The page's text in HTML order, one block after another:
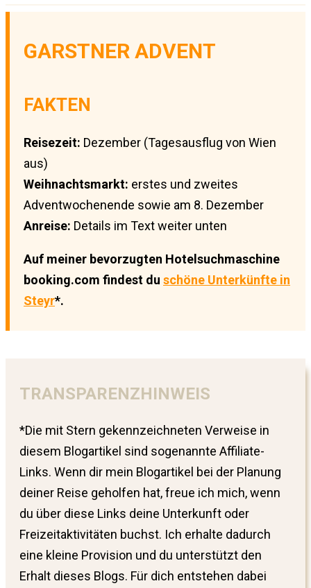
GARSTNER ADVENT
FAKTEN
Reisezeit: Dezember (Tagesausflug von Wien
aus)
Weihnachtsmarkt: erstes und zweites
Adventwochenende sowie am 8. Dezember
Anreise: Details im Text weiter unten
Auf meiner bevorzugten Hotelsuchmaschine
booking.com findest du schöne Unterkünfte in
Steyr*.
TRANSPARENZHINWEIS
*Die mit Stern gekennzeichneten Verweise in
diesem Blogartikel sind sogenannte Affiliate-
Links. Wenn dir mein Blogartikel bei der Planung
deiner Reise geholfen hat, freue ich mich, wenn
du über diese Links deine Unterkunft oder
Freizeitaktivitäten buchst. Ich erhalte dadurch
eine kleine Provision und du unterstützt den
Erhalt dieses Blogs. Für dich entstehen dabei